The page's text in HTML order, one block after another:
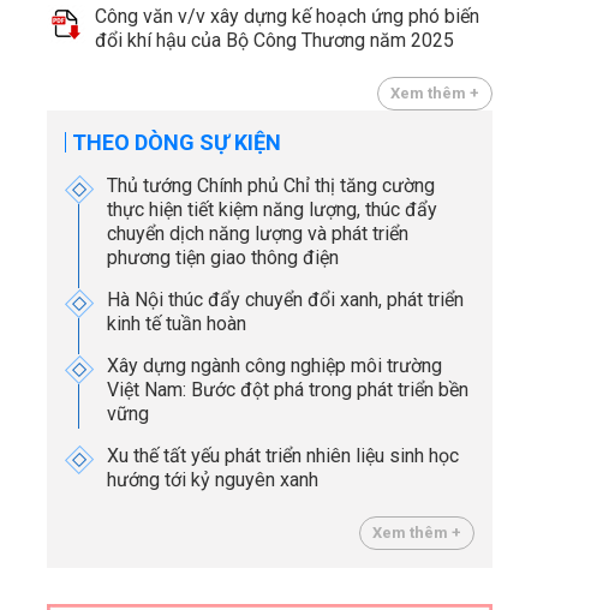
Công văn v/v xây dựng kế hoạch ứng phó biến
đổi khí hậu của Bộ Công Thương năm 2025
Xem thêm +
THEO DÒNG SỰ KIỆN
Thủ tướng Chính phủ Chỉ thị tăng cường
thực hiện tiết kiệm năng lượng, thúc đẩy
chuyển dịch năng lượng và phát triển
phương tiện giao thông điện
Hà Nội thúc đẩy chuyển đổi xanh, phát triển
kinh tế tuần hoàn
Xây dựng ngành công nghiệp môi trường
Việt Nam: Bước đột phá trong phát triển bền
vững
Xu thế tất yếu phát triển nhiên liệu sinh học
hướng tới kỷ nguyên xanh
Xem thêm +